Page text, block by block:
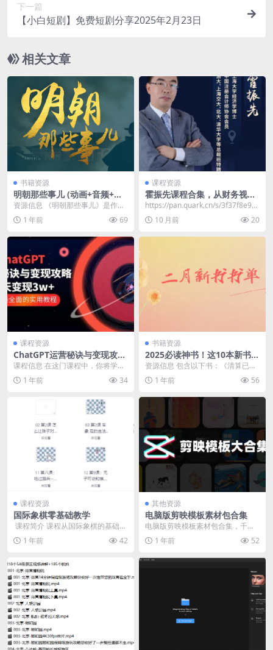
下一篇
【小白短剧】免费短剧分享2025年2月23日
相关文章
书籍资源
明朝那些事儿 (动画+音频+电
子书)
资源信息 《明朝那些事儿》是作家
石悦(笔名当年明月)创作的历史普及
读物，以134...
1 年前 69
课程资源
霍振先课程合集，从财务视角
剖析企业运营
https://pan.quark.cn/s/3f37f8e96
65a​
10 月前 20
课程资源
ChatGPT运营秘诀与变现攻
略，GPT全面实用教程
课程信息 在这门课程中，你将学习
到如何从零开始搭建ChatGPT的运
营模型，包括...
1 年前 34
书籍资源
2025必读神书！这10本新书让
全网疯狂打call，豆瓣9.4分霸
榜！
资源信息 包含以下书：《清算已
毕：波伏瓦自传》《你杀了谁》
《人鱼之间》《从卫生巾...
1 年前 56
课程资源
国际象棋零基础教学
​ 课程简介 课程从国际象棋的基础知
识、基本棋理切入，比如棋子的走
法和吃子方法，...
1 年前 42
其他资源
电脑版剪映模板素材包合集
电脑版剪映模板素材包合集，千款
调色、转场素材，以及剪辑模板预
设，丰富你的剪辑素材...
1 年前 52